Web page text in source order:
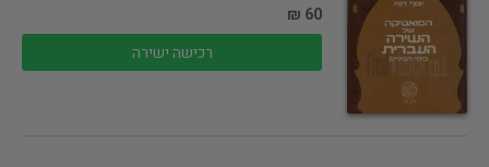
60 ₪
רכישה ישירה